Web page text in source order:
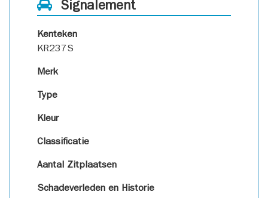
Signalement
Kenteken
KR237S
Merk
Type
Kleur
Classificatie
Aantal Zitplaatsen
Schadeverleden en Historie